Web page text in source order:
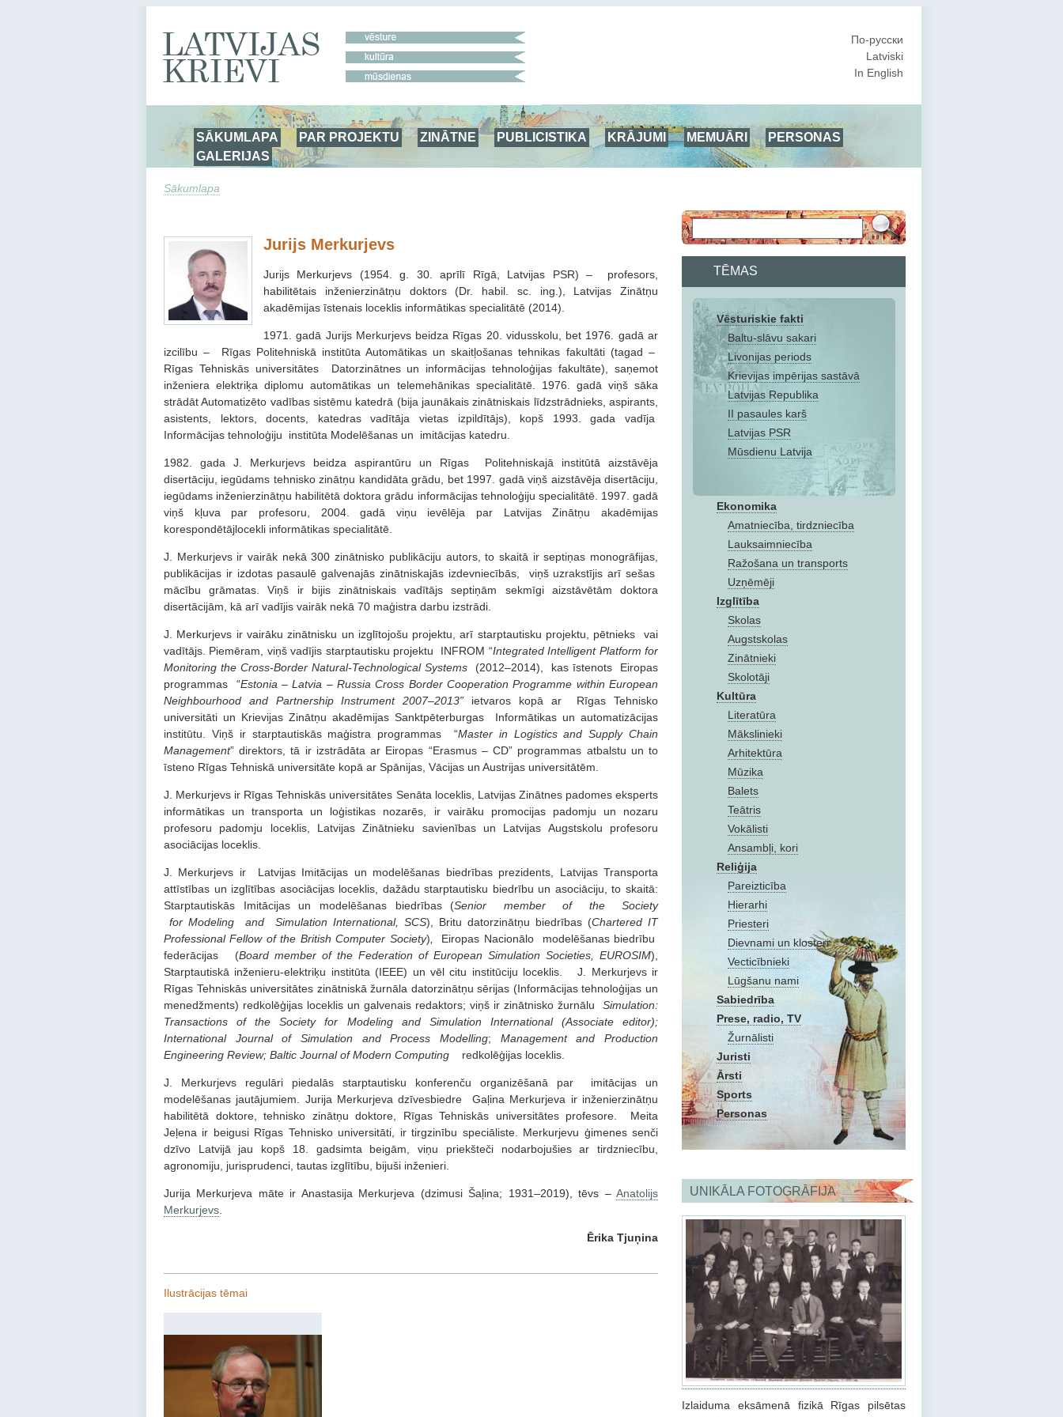
По-русски
Latviski
In English
SĀKUMLAPA PAR PROJEKTU ZINĀTNE PUBLICISTIKA KRĀJUMI MEMUĀRI
PERSONAS
GALERIJAS
Sākumlapa
TĒMAS
Vēsturiskie fakti
Baltu-slāvu sakari
Livonijas periods
Krievijas impērijas sastāvā
Latvijas Republika
II pasaules karš
Latvijas PSR
Mūsdienu Latvija
Ekonomika
Amatniecība, tirdzniecība
Lauksaimniecība
Ražošana un transports
Uzņēmēji
Izglītība
Skolas
Augstskolas
Zinātnieki
Skolotāji
Kultūra
Literatūra
Mākslinieki
Arhitektūra
Mūzika
Balets
Teātris
Vokālisti
Ansambļi, kori
Reliģija
Pareizticība
Hierarhi
Priesteri
Dievnami un klosteri
Vecticībnieki
Lūgšanu nami
Sabiedrība
Prese, radio, TV
Žurnālisti
Juristi
Ārsti
Sports
Personas
UNIKĀLA FOTOGRĀFIJA
Izlaiduma eksāmenā fizikā Rīgas pilsētas
Jurijs Merkurjevs
Jurijs Merkurjevs (1954. g. 30. aprīlī Rīgā, Latvijas PSR) – profesors,
habilitētais inženierzinātņu doktors (Dr. habil. sc. ing.), Latvijas Zinātņu
akadēmijas īstenais loceklis informātikas specialitātē (2014).
1971. gadā Jurijs Merkurjevs beidza Rīgas 20. vidusskolu, bet 1976. gadā ar
izcilību – Rīgas Politehniskā institūta Automātikas un skaitļošanas tehnikas fakultāti (tagad –
Rīgas Tehniskās universitātes Datorzinātnes un informācijas tehnoloģijas fakultāte), saņemot
inženiera elektriķa diplomu automātikas un telemehānikas specialitātē. 1976. gadā viņš sāka
strādāt Automatizēto vadības sistēmu katedrā (bija jaunākais zinātniskais līdzstrādnieks, aspirants,
asistents, lektors, docents, katedras vadītāja vietas izpildītājs), kopš 1993. gada vadīja
Informācijas tehnoloģiju institūta Modelēšanas un imitācijas katedru.
1982. gada J. Merkurjevs beidza aspirantūru un Rīgas Politehniskajā institūtā aizstāvēja
disertāciju, iegūdams tehnisko zinātņu kandidāta grādu, bet 1997. gadā viņš aizstāvēja disertāciju,
iegūdams inženierzinātņu habilitētā doktora grādu informācijas tehnoloģiju specialitātē. 1997. gadā
viņš kļuva par profesoru, 2004. gadā viņu ievēlēja par Latvijas Zinātņu akadēmijas
korespondētājlocekli informātikas specialitātē.
J. Merkurjevs ir vairāk nekā 300 zinātnisko publikāciju autors, to skaitā ir septiņas monogrāfijas,
publikācijas ir izdotas pasaulē galvenajās zinātniskajās izdevniecībās, viņš uzrakstījis arī sešas
mācību grāmatas. Viņš ir bijis zinātniskais vadītājs septiņām sekmīgi aizstāvētām doktora
disertācijām, kā arī vadījis vairāk nekā 70 maģistra darbu izstrādi.
J. Merkurjevs ir vairāku zinātnisku un izglītojošu projektu, arī starptautisku projektu, pētnieks vai
vadītājs. Piemēram, viņš vadījis starptautisku projektu INFROM “Integrated Intelligent Platform for
Monitoring the Cross-Border Natural-Technological Systems (2012–2014), kas īstenots Eiropas
programmas “Estonia – Latvia – Russia Cross Border Cooperation Programme within European
Neighbourhood and Partnership Instrument 2007–2013” ietvaros kopā ar Rīgas Tehnisko
universitāti un Krievijas Zinātņu akadēmijas Sanktpēterburgas Informātikas un automatizācijas
institūtu. Viņš ir starptautiskās maģistra programmas “Master in Logistics and Supply Chain
Management” direktors, tā ir izstrādāta ar Eiropas “Erasmus – CD” programmas atbalstu un to
īsteno Rīgas Tehniskā universitāte kopā ar Spānijas, Vācijas un Austrijas universitātēm.
J. Merkurjevs ir Rīgas Tehniskās universitātes Senāta loceklis, Latvijas Zinātnes padomes eksperts
informātikas un transporta un loģistikas nozarēs, ir vairāku promocijas padomju un nozaru
profesoru padomju loceklis, Latvijas Zinātnieku savienības un Latvijas Augstskolu profesoru
asociācijas loceklis.
J. Merkurjevs ir Latvijas Imitācijas un modelēšanas biedrības prezidents, Latvijas Transporta
attīstības un izglītības asociācijas loceklis, dažādu starptautisku biedrību un asociāciju, to skaitā:
Starptautiskās Imitācijas un modelēšanas biedrības (Senior member of the Society
for Modeling and Simulation International,
SCS), Britu datorzinātņu biedrības (Chartered IT
Professional Fellow of the British Computer Society)
Eiropas Nacionālo modelēšanas biedrību
federācijas (Board member of the Federation of European Simulation Societies, EUROSIM),
Starptautiskā inženieru-elektriķu institūta (IEEE) un vēl citu institūciju loceklis. J. Merkurjevs ir
Rīgas Tehniskās universitātes zinātniskā žurnāla datorzinātņu sērijas (Informācijas tehnoloģijas un
menedžments) redkolēģijas loceklis un galvenais redaktors; viņš ir zinātnisko žurnālu Simulation:
Transactions of the Society for Modeling and Simulation International (Associate editor);
International Journal of Simulation and Process Modelling;
Management and Production
Engineering Review; Baltic Journal of Modern Computing redkolēģijas loceklis.
J. Merkurjevs regulāri piedalās starptautisku konferenču organizēšanā par imitācijas un
modelēšanas jautājumiem. Jurija Merkurjeva dzīvesbiedre Gaļina Merkurjeva ir inženierzinātņu
habilitētā doktore, tehnisko zinātņu doktore, Rīgas Tehniskās universitātes profesore. Meita
Jeļena ir beigusi Rīgas Tehnisko universitāti, ir tirgzinību speciāliste. Merkurjevu ģimenes senči
dzīvo Latvijā jau kopš 18. gadsimta beigām, viņu priekšteči nodarbojušies ar tirdzniecību,
agronomiju, jurisprudenci, tautas izglītību, bijuši inženieri.
Jurija Merkurjeva māte ir Anastasija Merkurjeva (dzimusi Šaļina; 1931–2019), tēvs – Anatolijs
Merkurjevs
Ērika Tjuņina
Ilustrācijas tēmai